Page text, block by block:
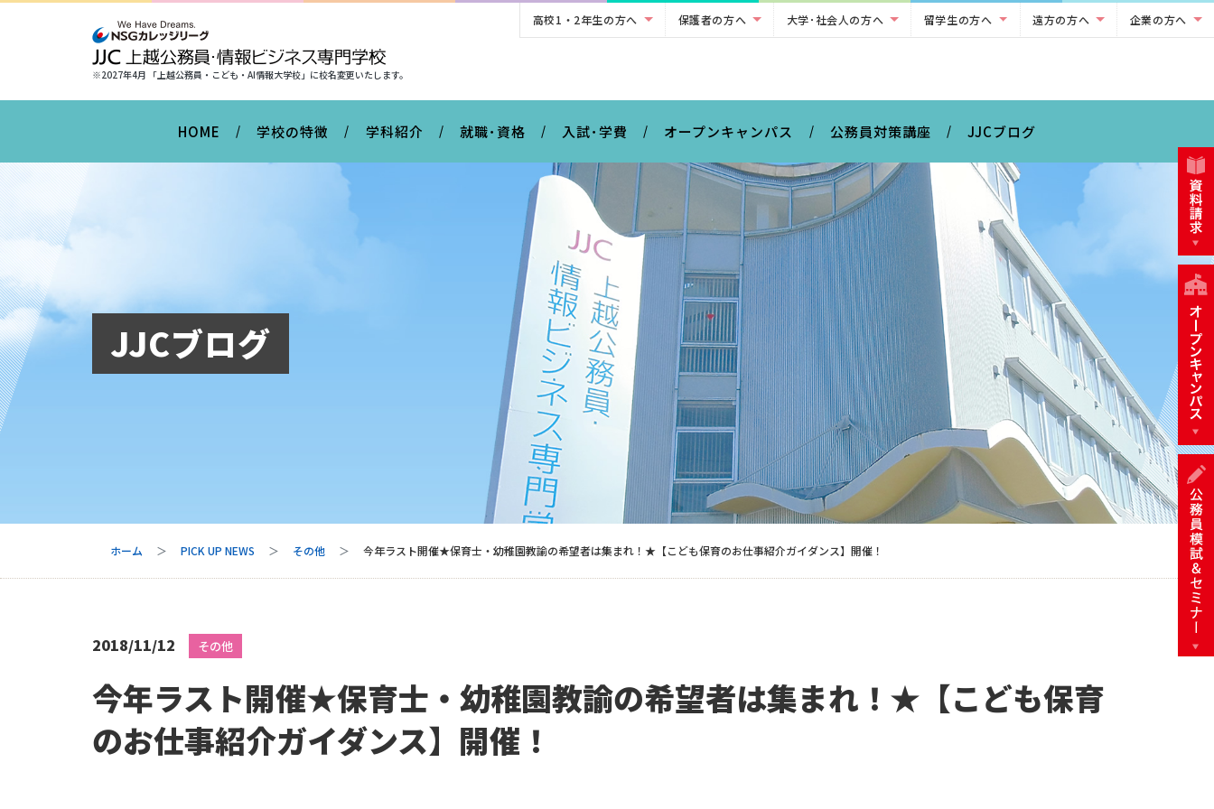
高校1・2年生の方へ 保護者の方へ 大学･社会人の方へ 留学生の方へ 遠方の方へ 企業の方へ
※2027年4月 「上越公務員・こども・AI情報大学校」に校名変更いたします。
HOME 学校の特徴 学科紹介 就職･資格 入試･学費 オープンキャンパス 公務員対策講座 JJCブログ
JJCブログ
ホーム PICK UP NEWS その他 今年ラスト開催★保育士・幼稚園教諭の希望者は集まれ！★【こども保育のお仕事紹介ガイダンス】開催！
2018/11/12 その他
今年ラスト開催★保育士・幼稚園教諭の希望者は集まれ！★【こども保育
のお仕事紹介ガイダンス】開催！